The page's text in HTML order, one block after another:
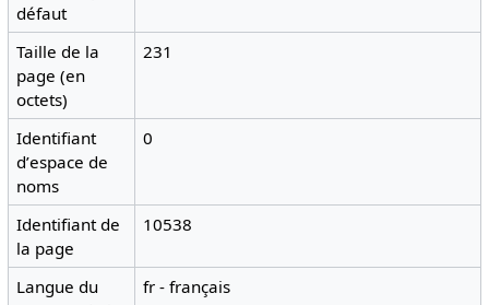
défaut
Taille de la
page (en
octets)
231
Identifiant
dʼespace de
noms
0
Identifiant de
la page
10538
Langue du
fr - français